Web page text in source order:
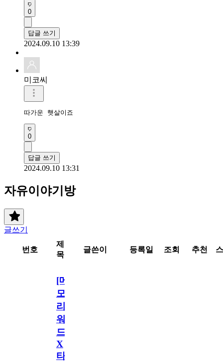
0
답글 쓰기
2024.09.10 13:39
미코씨
따가운 햇살이죠
0
답글 쓰기
2024.09.10 13:31
자유이야기방
글쓰기
번호
제
목
글쓴이 등록일 조회 추천
[메
모
리
워
드
X
타